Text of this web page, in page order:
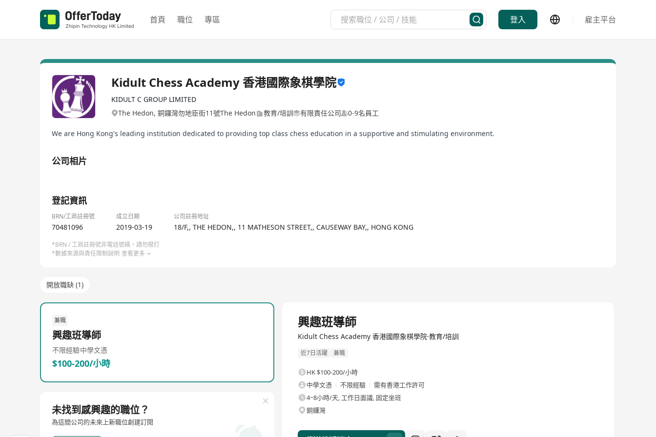
首頁 職位 專區 登入 雇主平台
Kidult Chess Academy 香港國際象棋學院
KIDULT C GROUP LIMITED
The Hedon, 銅鑼灣勿地臣街11號The Hedon
教育/培訓 有限責任公司 0-9名員工
We are Hong Kong's leading institution dedicated to providing top class chess education in a supportive and stimulating environment.
公司相片
登記資訊
BRN/工商註冊號 成立日期 公司註冊地址
70481096 2019-03-19 18/F,, THE HEDON,, 11 MATHESON STREET,, CAUSEWAY BAY,, HONG KONG
*BRN / 工商註冊號非電話號碼，請勿撥打
*數據來源與責任限制說明 查看更多
開放職缺 (1)
兼職
興趣班導師
不限經驗中學文憑
$100-200/小時
未找到感興趣的職位？
為這間公司的未來上新職位創建訂閱
興趣班導師
Kidult Chess Academy 香港國際象棋學院·教育/培訓
近7日活躍 兼職
HK $100-200/小時
中學文憑
不限經驗
需有香港工作許可
4~8小時/天, 工作日面議, 固定坐班
銅鑼灣